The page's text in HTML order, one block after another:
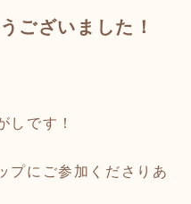
ございました！
しです！
プにご参加くださりあ